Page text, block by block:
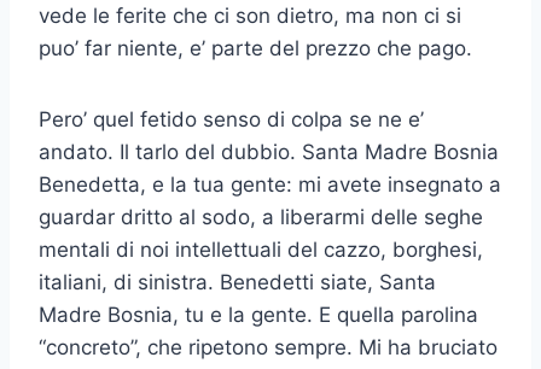
vede le ferite che ci son dietro, ma non ci si
puo’ far niente, e’ parte del prezzo che pago.
Pero’ quel fetido senso di colpa se ne e’
andato. Il tarlo del dubbio. Santa Madre Bosnia
Benedetta, e la tua gente: mi avete insegnato a
guardar dritto al sodo, a liberarmi delle seghe
mentali di noi intellettuali del cazzo, borghesi,
italiani, di sinistra. Benedetti siate, Santa
Madre Bosnia, tu e la gente. E quella parolina
“concreto”, che ripetono sempre. Mi ha bruciato